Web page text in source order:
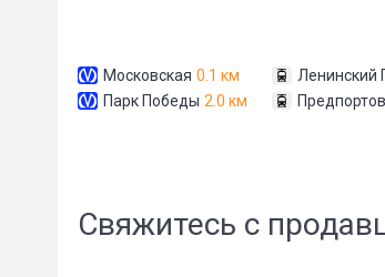
Московская 0.1 км
Парк Победы 2.0 км
Ленинский
Свяжитесь с